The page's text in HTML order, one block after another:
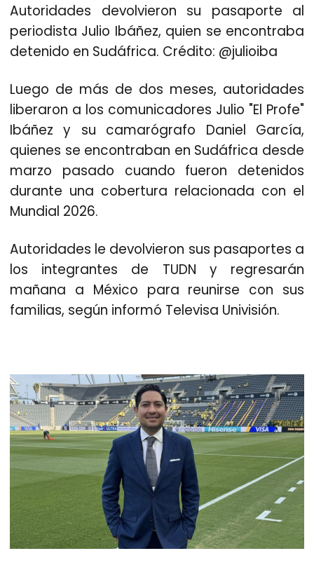
Autoridades devolvieron su pasaporte al
periodista Julio Ibáñez, quien se encontraba
detenido en Sudáfrica. Crédito: @julioiba
Luego de más de dos meses, autoridades
liberaron a los comunicadores Julio "El Profe"
Ibáñez y su camarógrafo Daniel García,
quienes se encontraban en Sudáfrica desde
marzo pasado cuando fueron detenidos
durante una cobertura relacionada con el
Mundial 2026.
Autoridades le devolvieron sus pasaportes a
los integrantes de TUDN y regresarán
mañana a México para reunirse con sus
familias, según informó Televisa Univisión.